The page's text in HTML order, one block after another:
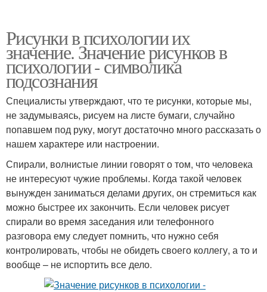
Рисунки в психологии их
значение. Значение рисунков в
психологии - символика
подсознания
Специалисты утверждают, что те рисунки, которые мы,
не задумываясь, рисуем на листе бумаги, случайно
попавшем под руку, могут достаточно много рассказать о
нашем характере или настроении.
Спирали, волнистые линии говорят о том, что человека
не интересуют чужие проблемы. Когда такой человек
вынужден заниматься делами других, он стремиться как
можно быстрее их закончить. Если человек рисует
спирали во время заседания или телефонного
разговора ему следует помнить, что нужно себя
контролировать, чтобы не обидеть своего коллегу, а то и
вообще – не испортить все дело.